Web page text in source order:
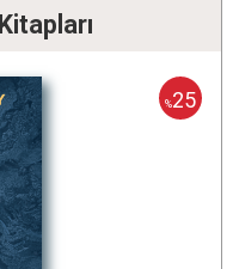
%25